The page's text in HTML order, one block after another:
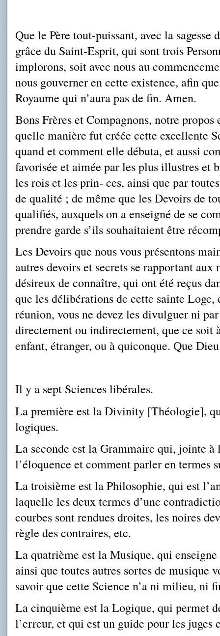
Que le Père tout-puissant, avec la sagesse
grâce du Saint-Esprit, qui sont trois
implorons, soit avec nous au
nous gouverner en cette existence, afin
Royaume qui n’aura pas de fin. Amen.
Bons Frères et Compagnons, notre
quelle manière fut créée cette excellente
quand et comment elle débuta, et aussi
favorisée et aimée par les plus illustres et
les rois et les prin- ces, ainsi que par
de qualité ; de même que les Devoirs de
qualifiés, auxquels on a enseigné de se
prendre garde s’ils souhaitaient être
Les Devoirs que nous vous présentons
autres devoirs et secrets se rapportant
désireux de connaître, qui ont été reçus
que les délibérations de cette sainte Loge,
réunion, vous ne devez les divulguer ni
directement ou indirectement, que ce soit
enfant, étranger, ou à quiconque. Que
Il y a sept Sciences libérales.
La première est la Divinity [Théologie],
logiques.
La seconde est la Grammaire qui, jointe à
l’éloquence et comment parler en ter­mes
La troisième est la Philosophie, qui est
laquelle les deux termes d’une
courbes sont rendues droites, les noires
règle des contraires, etc.
La quatrième est la Musique, qui
ainsi que toutes autres sortes de musique
savoir que cette Science n’a ni milieu, ni
La cinquième est la Logique, qui permet
l’erreur, et qui est un guide pour les